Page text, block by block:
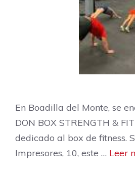
En Boadilla del Monte, se
DON BOX STRENGTH &
dedicado al box de fitness.
Impresores, 10, este … Leer